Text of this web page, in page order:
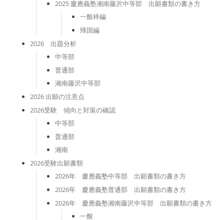
2025 慶應義塾湘南藤沢中等部 出願書類の書き方
一般枠編
帰国編
2026 出題分析
中等部
普通部
湘南藤沢中等部
2026 出願の注意点
2026受験 傾向と対策の確認
中等部
普通部
湘南
2026受験出願書類
2026年 慶應義塾中等部 出願書類の書き方
2026年 慶應義塾普通部 出願書類の書き方
2026年 慶應義塾湘南藤沢中等部 出願書類の書き方
一般